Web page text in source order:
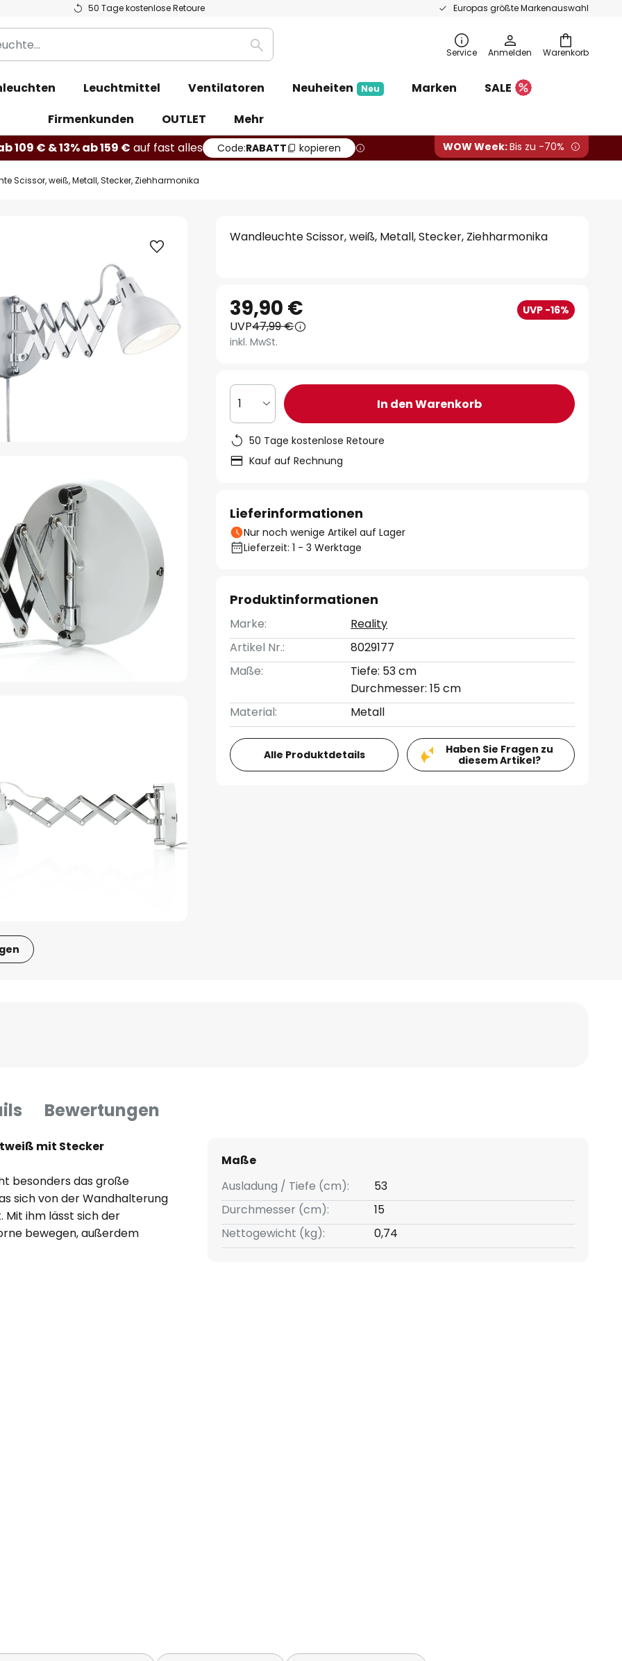
50 Tage kostenlose Retoure Europas größte Markenauswahl
Warenkorb
Suche Service Anmelden
Leuchtmittel Ventilatoren Neuheiten Neu Marken
SALE
Firmenkunden
OUTLET
Mehr
109 € & 13% ab 159 € auf fast alles Code:RABATT kopieren WOW Week:Bis zu -70%
Scissor, weiß, Metall, Stecker, Ziehharmonika
Wandleuchte Scissor, weiß, Metall, Stecker, Ziehharmonika
39,90 € UVP -16%
UVP47,99 €
inkl. MwSt.
1 In den Warenkorb
50 Tage kostenlose Retoure
Kauf auf Rechnung
Lieferinformationen
Nur noch wenige Artikel auf Lager
Lieferzeit: 1 - 3 Werktage
Produktinformationen
Marke:
Reality
Artikel Nr.:
8029177
Maße:
Tiefe: 53 cm
Durchmesser: 15 cm
Material:
Metall
Alle Produktdetails
Haben Sie Fragen zu
diesem Artikel?
Bewertungen
mit Stecker
besonders das große
sich von der Wandhalterung
ihm lässt sich der
bewegen, außerdem
der Leuchte ideal. Durch
der Ziehharmonika-
designt wurde. Mittels
Lampenschirm aus Metall
dass Scissor perfekt als
Wandbefestigung
Scissor zeigt sich als
aufwarten kann.
Maße
Ausladung / Tiefe (cm):
53
Durchmesser (cm):
15
Nettogewicht (kg):
0,74